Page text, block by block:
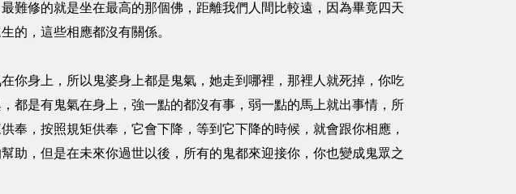
難修的就是坐在最高的那個佛，距離我們人間比較遠，因為畢竟四天
的，這些相應都沒有關係。
身上，所以鬼婆身上都是鬼氣，她走到哪裡，那裡人就死掉，你吃
都是有鬼氣在身上，強一點的都沒有事，弱一點的馬上就出事情，所
奉，按照規矩供奉，它會下降，等到它下降的時候，就會跟你相應，
助，但是在未來你過世以後，所有的鬼都來迎接你，你也變成鬼眾之